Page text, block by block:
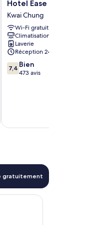
Hotel
Ease
Access
Tsuen
Wan
Kwai
Chung
Hotel Ease Access
Kwai Chung
Wi-Fi gratuit
Climatisation
Laverie
Réception 24 h/24
7.4
sur
7,4 Bien
473 avis
gratuitement